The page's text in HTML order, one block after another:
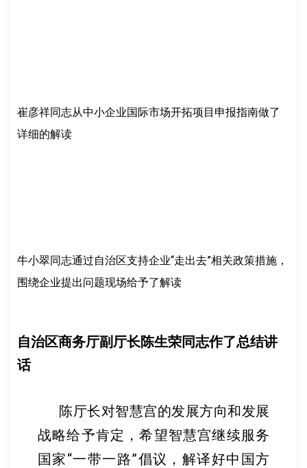
崔彦祥同志从中小企业国际市场开拓项目申报指南做了
详细的解读
牛小翠同志通过自治区支持企业“走出去”相关政策措施，
围绕企业提出问题现场给予了解读
自治区商务厅副厅长陈生荣同志作了总结讲
话
陈厅长对智慧宫的发展方向和发展
战略给予肯定，希望智慧宫继续服务
国家“一带一路”倡议，解译好中国方